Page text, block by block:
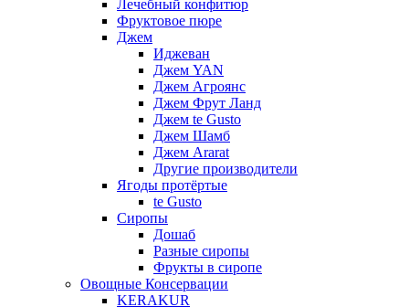
Лечебный конфитюр
Фруктовое пюре
Джем
Иджеван
Джем YAN
Джем Агроянс
Джем Фрут Ланд
Джем te Gusto
Джем Шамб
Джем Ararat
Другие производители
Ягоды протёртые
te Gusto
Сиропы
Дошаб
Разные сиропы
Фрукты в сиропе
Овощные Консервации
KERAKUR